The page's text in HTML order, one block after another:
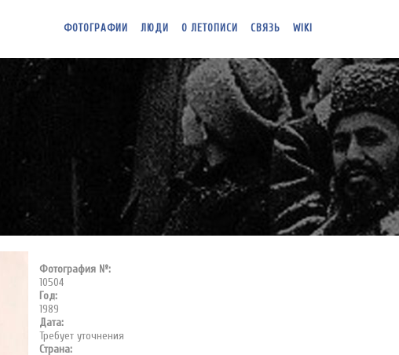
ФОТОГРАФИИ ЛЮДИ О ЛЕТОПИСИ СВЯЗЬ WIKI
Фотография №:
10504
Год:
1989
Дата:
Требует уточнения
Страна: